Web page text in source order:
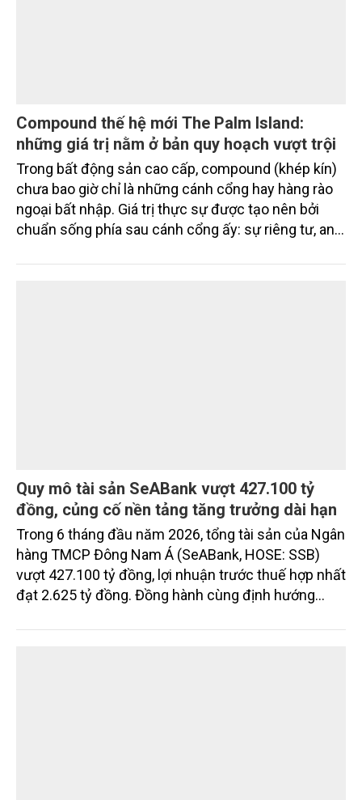
Compound thế hệ mới The Palm Island:
những giá trị nằm ở bản quy hoạch vượt trội
Trong bất động sản cao cấp, compound (khép kín)
chưa bao giờ chỉ là những cánh cổng hay hàng rào
ngoại bất nhập. Giá trị thực sự được tạo nên bởi
chuẩn sống phía sau cánh cổng ấy: sự riêng tư, an
vụ được thiết kế dành riêng cho họ.
Quy mô tài sản SeABank vượt 427.100 tỷ
đồng, củng cố nền tảng tăng trưởng dài hạn
Trong 6 tháng đầu năm 2026, tổng tài sản của Ngân
hàng TMCP Đông Nam Á (SeABank, HOSE: SSB)
vượt 427.100 tỷ đồng, lợi nhuận trước thuế hợp nhất
đạt 2.625 tỷ đồng. Đồng hành cùng định hướng
SeABank tiếp tục duy trì hoạt động hiệu quả, mở